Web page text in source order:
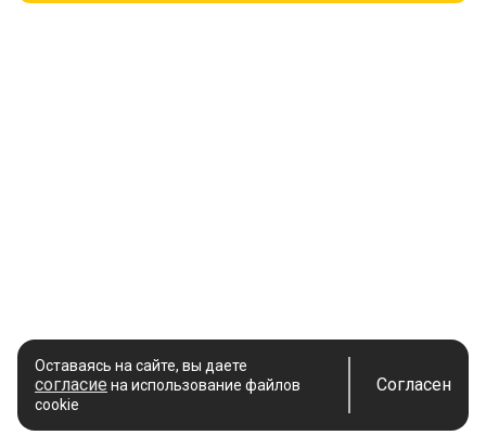
Оставаясь на сайте, вы даете
согласие на использование файлов
cookie
Согласен